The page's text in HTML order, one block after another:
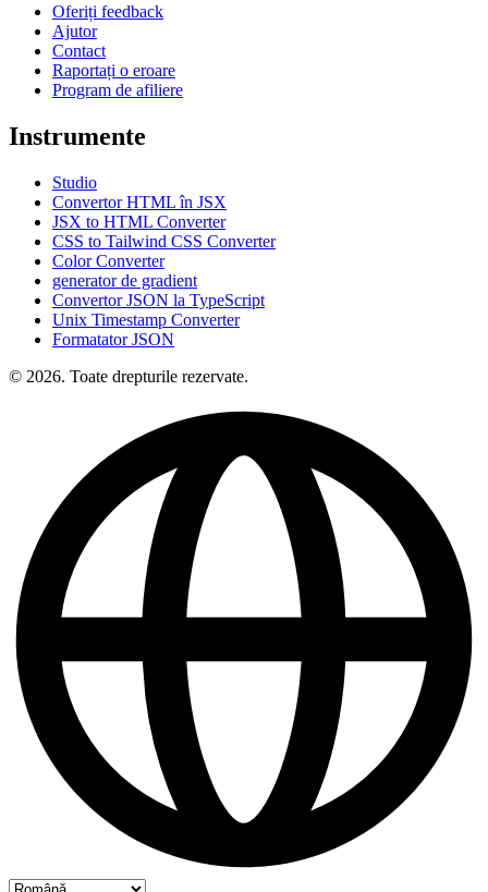
Oferiți feedback
Ajutor
Contact
Raportați o eroare
Program de afiliere
Instrumente
Studio
Convertor HTML în JSX
JSX to HTML Converter
CSS to Tailwind CSS Converter
Color Converter
generator de gradient
Convertor JSON la TypeScript
Unix Timestamp Converter
Formatator JSON
© 2026. Toate drepturile rezervate.